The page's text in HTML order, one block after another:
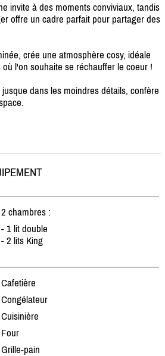
invite à des moments conviviaux, tandis
offre un cadre parfait pour partager des
crée une atmosphère cosy, idéale
l'on souhaite se réchauffer le coeur !
dans les moindres détails, confère
2 chambres :
- 1 lit double
- 2 lits King
Cafetière
Congélateur
Cuisinière
Four
Grille-pain